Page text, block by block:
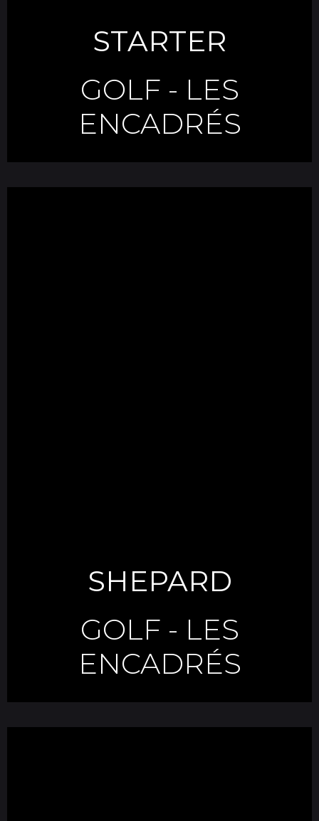
STARTER
GOLF - LES
ENCADRÉS
SHEPARD
GOLF - LES
ENCADRÉS